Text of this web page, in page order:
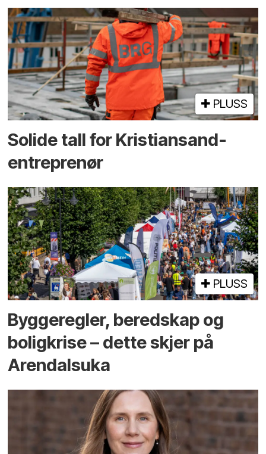
PLUSS
Solide tall for Kristiansand-
entreprenør
PLUSS
Bygge­regler, beredskap og
bolig­krise – dette skjer på
Arendals­uka